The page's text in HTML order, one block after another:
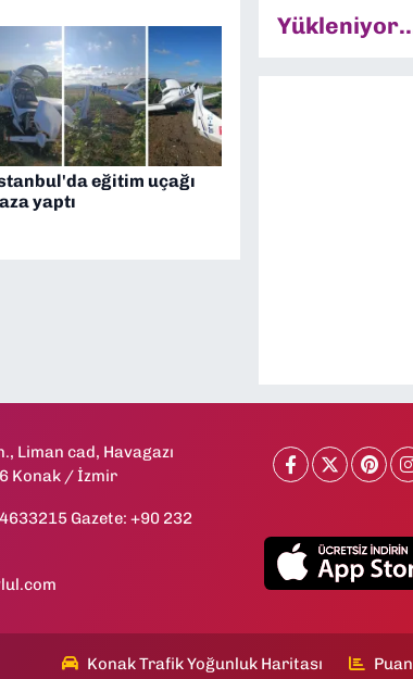
eğitim uçağı
yaptı
Liman cad, Havagazı
Konak / İzmir
Gazete: +90 232
Konak Trafik Yoğunluk Haritası